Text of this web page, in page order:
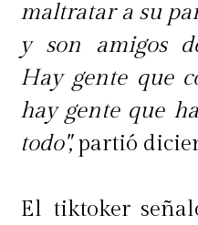
maltratar a su
y son amigos
Hay gente que
hay gente que
todo",partió
El tiktoker